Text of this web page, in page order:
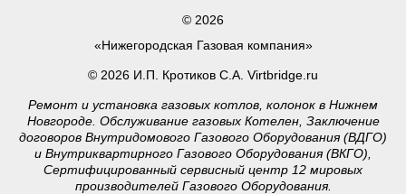
© 2026
«Нижегородская Газовая компания»
© 2026 И.П. Кротиков С.А. Virtbridge.ru
Ремонт и установка газовых котлов, колонок в Нижнем
Новгороде. Обслуживание газовых Котелен, Заключение
договоров Внутридомового Газового Оборудования (ВДГО)
и Внутриквартирного Газового Оборудования (ВКГО),
Сертифицированный сервисный центр 12 мировых
производителей Газового Оборудования.